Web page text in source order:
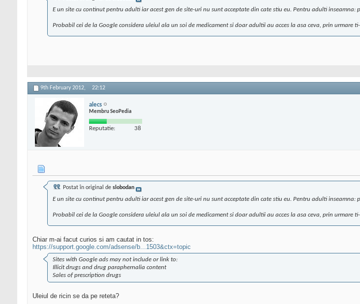
E un site cu continut pentru adulti iar acest gen de site-uri nu sunt acceptate din cate stiu eu. Pentru adulti inseamna:
Probabil cei de la Google considera uleiul ala un soi de medicament si doar adultii au acces la asa ceva, prin urmare
9th February 2012, 22:12
alecs
Membru SeoPedia
Reputatie: 38
Postat în original de slobodan
E un site cu continut pentru adulti iar acest gen de site-uri nu sunt acceptate din cate stiu eu. Pentru adulti inseamna:
Probabil cei de la Google considera uleiul ala un soi de medicament si doar adultii au acces la asa ceva, prin urmare
Chiar m-ai facut curios si am cautat in tos:
https://support.google.com/adsense/b...1503&ctx=topic
Sites with Google ads may not include or link to:
Illicit drugs and drug paraphernalia content
Sales of prescription drugs
Uleiul de ricin se da pe reteta?